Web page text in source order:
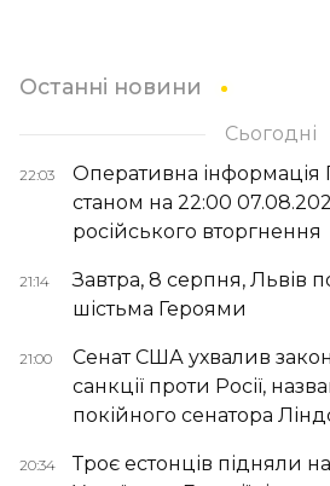
Останні новини
Сьогодні
22:03
Оперативна інформація
станом на 22:00
російського вторгнення
21:14
Завтра, 8 серпня, Львів
шістьма Героями
21:00
Сенат США ухвалив
санкції проти Росії,
покійного сенатора
20:34
Троє естонців підняли